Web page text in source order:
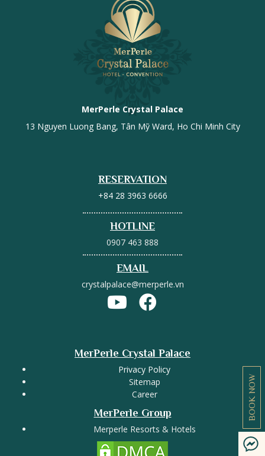
MerPerle Crystal Palace
13 Nguyen Luong Bang, Tân Mỹ Ward, Ho Chi Minh City
RESERVATION
+84 28 3963 6666
HOTLINE
0907 463 888
EMAIL
crystalpalace@merperle.vn
MerPerle Crystal Palace
Privacy Policy
Sitemap
Career
MerPerle Group
Merperle Resorts & Hotels
BOOK NOW